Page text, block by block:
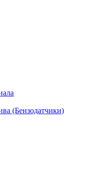
(Бензодатчики)